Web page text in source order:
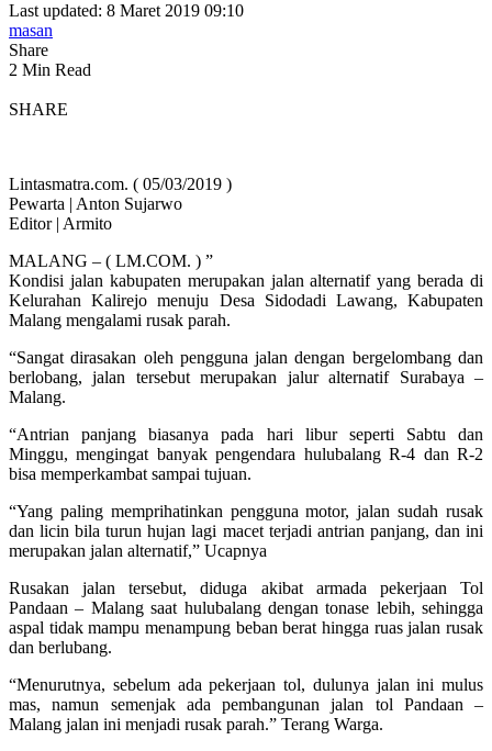
Last updated: 8 Maret 2019 09:10
masan
Share
2 Min Read
SHARE
Lintasmatra.com. ( 05/03/2019 )
Pewarta | Anton Sujarwo
Editor | Armito
MALANG – ( LM.COM. ) ”
Kondisi jalan kabupaten merupakan jalan alternatif yang berada di
Kelurahan Kalirejo menuju Desa Sidodadi Lawang, Kabupaten
Malang mengalami rusak parah.
“Sangat dirasakan oleh pengguna jalan dengan bergelombang dan
berlobang, jalan tersebut merupakan jalur alternatif Surabaya –
Malang.
“Antrian panjang biasanya pada hari libur seperti Sabtu dan
Minggu, mengingat banyak pengendara hulubalang R-4 dan R-2
bisa memperkambat sampai tujuan.
“Yang paling memprihatinkan pengguna motor, jalan sudah rusak
dan licin bila turun hujan lagi macet terjadi antrian panjang, dan ini
merupakan jalan alternatif,” Ucapnya
Rusakan jalan tersebut, diduga akibat armada pekerjaan Tol
Pandaan – Malang saat hulubalang dengan tonase lebih, sehingga
aspal tidak mampu menampung beban berat hingga ruas jalan rusak
dan berlubang.
“Menurutnya, sebelum ada pekerjaan tol, dulunya jalan ini mulus
mas, namun semenjak ada pembangunan jalan tol Pandaan –
Malang jalan ini menjadi rusak parah.” Terang Warga.